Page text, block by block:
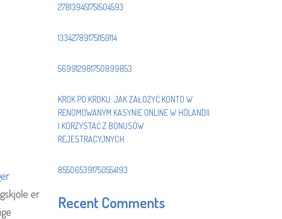
er
278139451751504593
133427891751159114
569912981750899853
KROK PO KROKU: JAK ZAŁOŻYĆ KONTO W
RENOMOWANYM KASYNIE ONLINE W HOLANDII
I KORZYSTAĆ Z BONUSÓW
REJESTRACYJNYCH
855065391750554193
Recent Comments